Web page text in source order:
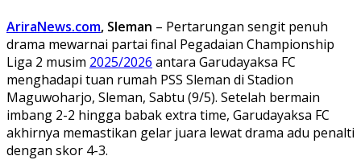
AriraNews.com, Sleman – Pertarungan sengit penuh
drama mewarnai partai final Pegadaian Championship
Liga 2 musim 2025/2026 antara Garudayaksa FC
menghadapi tuan rumah PSS Sleman di Stadion
Maguwoharjo, Sleman, Sabtu (9/5). Setelah bermain
imbang 2-2 hingga babak extra time, Garudayaksa FC
akhirnya memastikan gelar juara lewat drama adu penalti
dengan skor 4-3.